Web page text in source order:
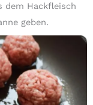
dem Hackfleisch
geben.